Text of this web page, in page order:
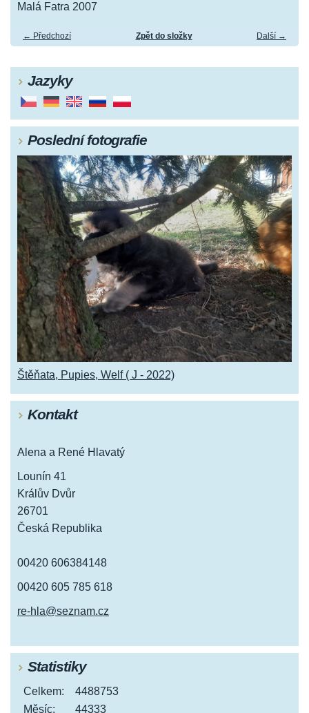
Malá Fatra 2007
← Předchozí Další →
Zpět do složky
Jazyky
Poslední fotografie
Štěňata, Pupies, Welf ( J - 2022)
Kontakt
Alena a René Hlavatý
Lounín 41
Králův Dvůr
26701
Česká Republika
00420 606384148
00420 605 785 618
re-hla@seznam.cz
Statistiky
Celkem:
4488753
Měsíc:
44333